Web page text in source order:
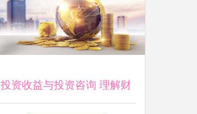
投资收益与投资咨询 理解财